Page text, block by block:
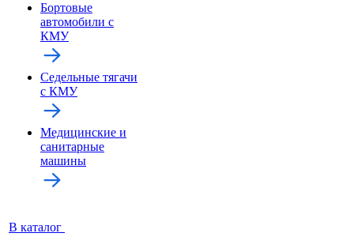
Бортовые
автомобили с
КМУ
Седельные тягачи
с КМУ
Медицинские и
санитарные
машины
В каталог